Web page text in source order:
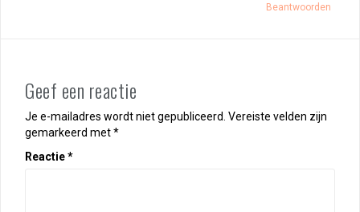
Beantwoorden
Geef een reactie
Je e-mailadres wordt niet gepubliceerd. Vereiste velden zijn
gemarkeerd met*
Reactie*